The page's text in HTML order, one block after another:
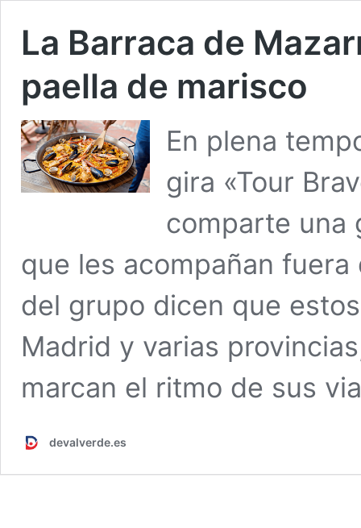
La Barraca de
paella de marisco
En plena
gira «Tour
comparte una
que les acompañan
del grupo dicen que
Madrid y varias
marcan el ritmo de sus
devalverde.es